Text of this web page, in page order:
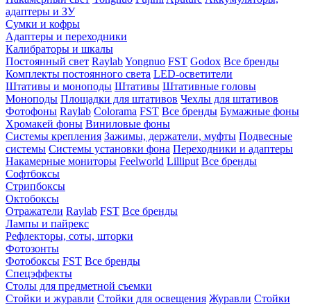
адаптеры и ЗУ
Сумки и кофры
Адаптеры и переходники
Калибраторы и шкалы
Постоянный свет RaylabYongnuo FST Godox Все бренды
Комплекты постоянного света LED-осветители
Штативы и моноподы Штативы Штативные головы
Моноподы Площадки для штативов Чехлы для штативов
Фотофоны Raylab Colorama FST Все бренды Бумажные фоны
Хромакей фоны Виниловые фоны
Системы крепления Зажимы, держатели, муфты Подвесные
системы Системы установки фона Переходники и адаптеры
Накамерные мониторы Feelworld Lilliput Все бренды
Софтбоксы
Стрипбоксы
Октобоксы
Отражатели Raylab FST Все бренды
Лампы и пайрекс
Рефлекторы, соты, шторки
Фотозонты
Фотобоксы FST Все бренды
Спецэффекты
Столы для предметной съемки
Стойки и журавли Стойки для освещения Журавли Стойки